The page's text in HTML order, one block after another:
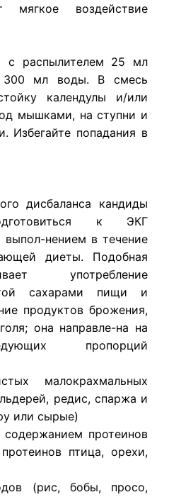
мягкое воздействие
с распылителем 25 мл
300 мл воды. В смесь
календулы и/или
мышками, на ступни и
Избегайте попадания в
дисбаланса кандиды
к ЭКГ
выпол-нением в течение
диеты. Подобная
употребление
сахарами пищи и
продуктов брожения,
она направле-на на
пропорций
малокрахмальных
редис, спаржа и
или сырые)
протеинов
птица, орехи,
(рис, бобы, просо,